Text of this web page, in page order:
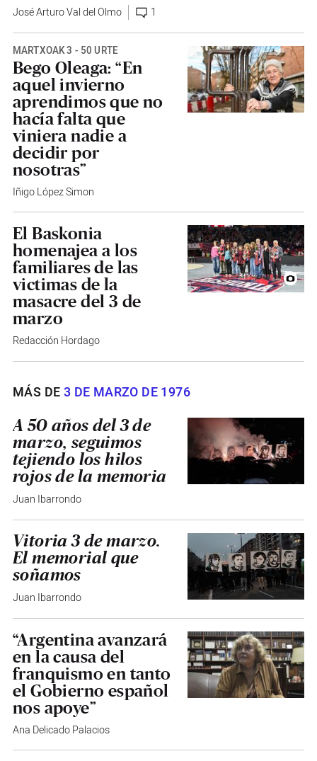
José Arturo Val del Olmo 1
MARTXOAK 3 - 50 URTE
Bego Oleaga: “En
aquel invierno
aprendimos que no
hacía falta que
viniera nadie a
decidir por
nosotras”
Iñigo López Simon
El Baskonia
homenajea a los
familiares de las
victimas de la
masacre del 3 de
marzo
Redacción Hordago
MÁS DE3 DE MARZO DE 1976
A 50 años del 3 de
marzo, seguimos
tejiendo los hilos
rojos de la memoria
Juan Ibarrondo
Vitoria 3 de marzo.
El memorial que
soñamos
Juan Ibarrondo
“Argentina avanzará
en la causa del
franquismo en tanto
el Gobierno español
nos apoye”
Ana Delicado Palacios